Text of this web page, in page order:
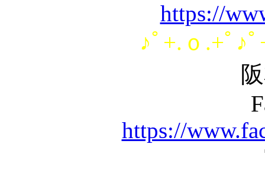
https://
♪ﾟ+.ｏ.+ﾟ♪
https://